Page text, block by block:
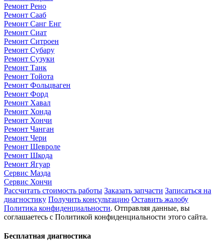
Ремонт Рено
Ремонт Сааб
Ремонт Санг Енг
Ремонт Сиат
Ремонт Ситроен
Ремонт Субару
Ремонт Сузуки
Ремонт Танк
Ремонт Тойота
Ремонт Фольцваген
Ремонт Форд
Ремонт Хавал
Ремонт Хонда
Ремонт Хончи
Ремонт Чанган
Ремонт Чери
Ремонт Шевроле
Ремонт Шкода
Ремонт Ягуар
Сервис Мазда
Сервис Хончи
Рассчитать стоимость работы Заказать запчасти Записаться на
диагностику Получить консультацию Оставить жалобу
Политика конфиденциальности. Отправляя данные, вы
соглашаетесь с Политикой конфиденциальности этого сайта.
Бесплатная диагностика